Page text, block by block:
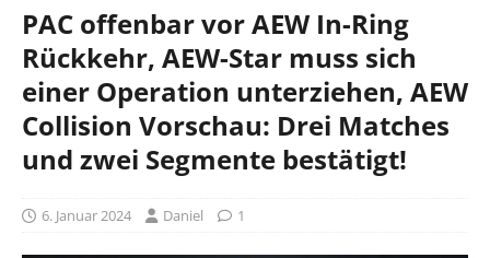
PAC offenbar vor AEW In-Ring
Rückkehr, AEW-Star muss sich
einer Operation unterziehen, AEW
Collision Vorschau: Drei Matches
und zwei Segmente bestätigt!
6. Januar 2024 Daniel 1